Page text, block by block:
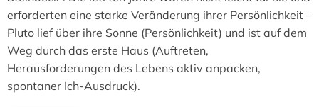
erforderten eine starke Veränderung ihrer Persönlichkeit –
Pluto lief über ihre Sonne (Persönlichkeit) und ist auf dem
Weg durch das erste Haus (Auftreten,
Herausforderungen des Lebens aktiv anpacken,
spontaner Ich-Ausdruck).